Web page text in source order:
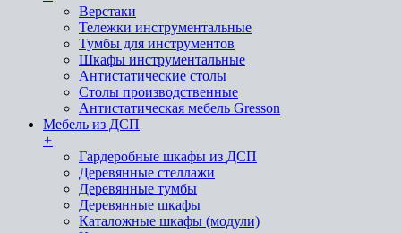
Верстаки
Тележки инструментальные
Тумбы для инструментов
Шкафы инструментальные
Антистатические столы
Столы производственные
Антистатическая мебель Gresson
Мебель из ДСП
+
Гардеробные шкафы из ДСП
Деревянные стеллажи
Деревянные тумбы
Деревянные шкафы
Каталожные шкафы (модули)